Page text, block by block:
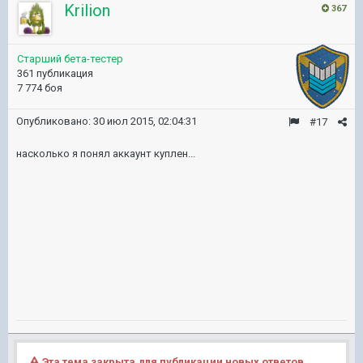
367
Krilion
Старший бета-тестер
361 публикация
7 774 боя
#17
Опубликовано: 30 июл 2015, 02:04:31
насколько я понял аккаунт куплен...